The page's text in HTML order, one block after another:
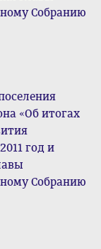
Собранию
«Об итогах
год и
Собранию